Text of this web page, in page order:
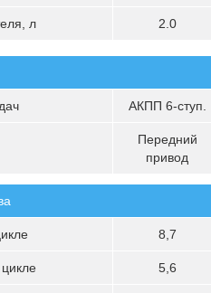
л 2.0
АКПП 6-ступ.
Передний
привод
8,7
5,6